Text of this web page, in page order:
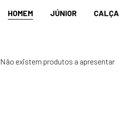
HOMEM JÚNIOR
Não existem produtos a apresentar